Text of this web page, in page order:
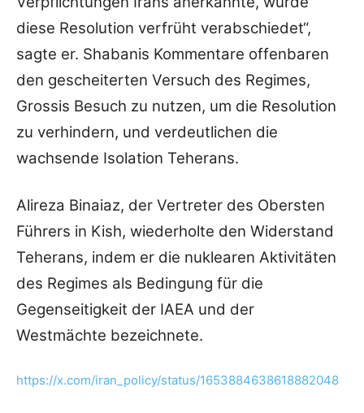
diese Resolution verfrüht verabschiedet“,
sagte er. Shabanis Kommentare offenbaren
den gescheiterten Versuch des Regimes,
Grossis Besuch zu nutzen, um die Resolution
zu verhindern, und verdeutlichen die
wachsende Isolation Teherans.
Alireza Binaiaz, der Vertreter des Obersten
Führers in Kish, wiederholte den Widerstand
Teherans, indem er die nuklearen Aktivitäten
des Regimes als Bedingung für die
Gegenseitigkeit der IAEA und der
Westmächte bezeichnete.
https://x.com/iran_policy/status/1653884638618882048